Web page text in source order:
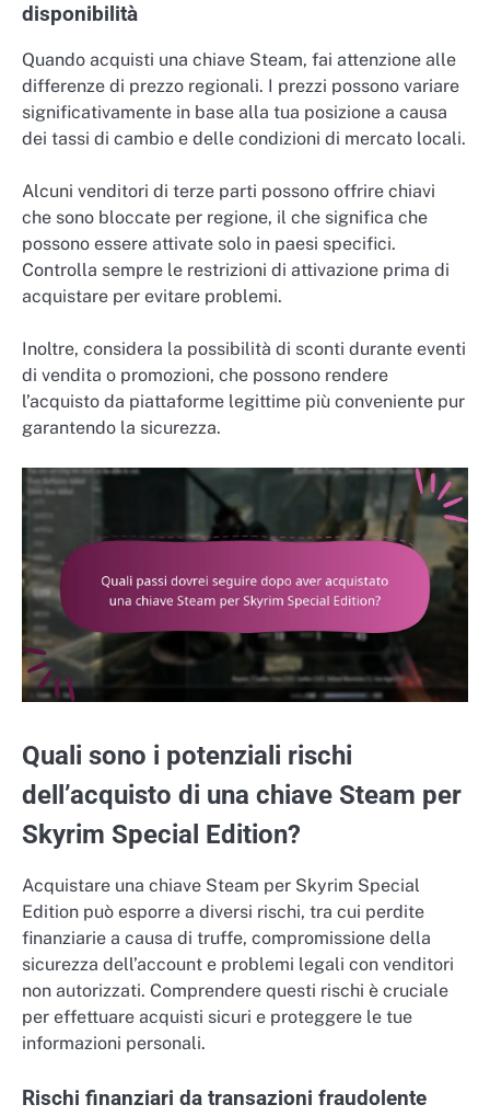
disponibilità
Quando acquisti una chiave Steam, fai attenzione alle
differenze di prezzo regionali. I prezzi possono variare
significativamente in base alla tua posizione a causa
dei tassi di cambio e delle condizioni di mercato locali.
Alcuni venditori di terze parti possono offrire chiavi
che sono bloccate per regione, il che significa che
possono essere attivate solo in paesi specifici.
Controlla sempre le restrizioni di attivazione prima di
acquistare per evitare problemi.
Inoltre, considera la possibilità di sconti durante eventi
di vendita o promozioni, che possono rendere
l’acquisto da piattaforme legittime più conveniente pur
garantendo la sicurezza.
Quali sono i potenziali rischi
dell’acquisto di una chiave Steam per
Skyrim Special Edition?
Acquistare una chiave Steam per Skyrim Special
Edition può esporre a diversi rischi, tra cui perdite
finanziarie a causa di truffe, compromissione della
sicurezza dell’account e problemi legali con venditori
non autorizzati. Comprendere questi rischi è cruciale
per effettuare acquisti sicuri e proteggere le tue
informazioni personali.
Rischi finanziari da transazioni fraudolente